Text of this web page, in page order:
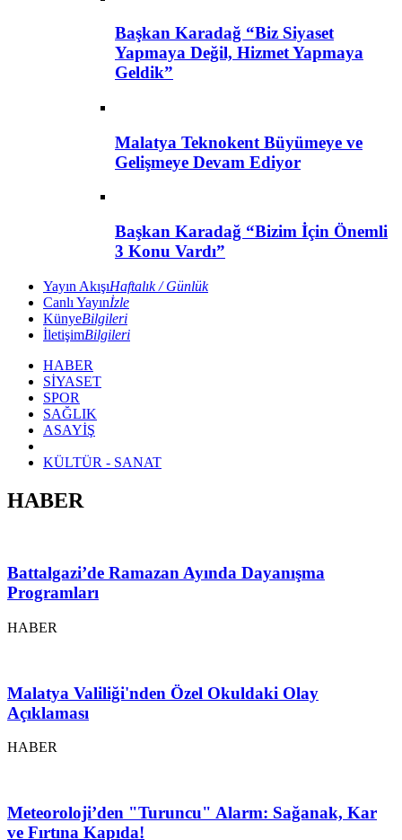
Başkan Karadağ “Biz Siyaset
Yapmaya Değil, Hizmet Yapmaya
Geldik”
Malatya Teknokent Büyümeye ve
Gelişmeye Devam Ediyor
Başkan Karadağ “Bizim İçin Önemli
3 Konu Vardı”
Yayın AkışıHaftalık / Günlük
Canlı Yayınİzle
KünyeBilgileri
İletişimBilgileri
HABER
SİYASET
SPOR
SAĞLIK
ASAYİŞ
KÜLTÜR - SANAT
HABER
Battalgazi’de Ramazan Ayında Dayanışma
Programları
HABER
Malatya Valiliği'nden Özel Okuldaki Olay
Açıklaması
HABER
Meteoroloji’den "Turuncu" Alarm: Sağanak, Kar
ve Fırtına Kapıda!